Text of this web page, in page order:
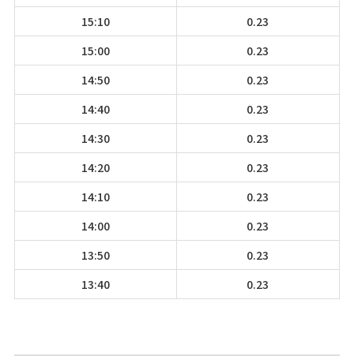
15:10
0.23
15:00
0.23
14:50
0.23
14:40
0.23
14:30
0.23
14:20
0.23
14:10
0.23
14:00
0.23
13:50
0.23
13:40
0.23